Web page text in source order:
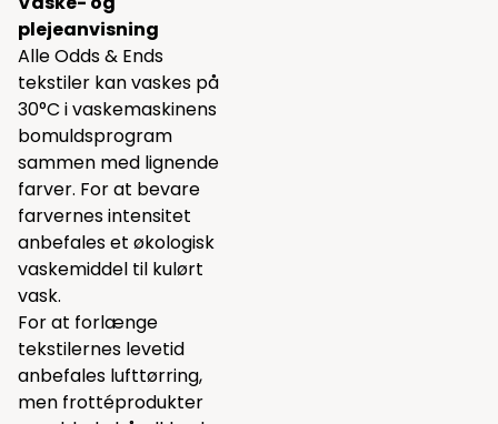
plejeanvisning
Alle Odds & Ends
tekstiler kan vaskes på
30°C i vaskemaskinens
bomuldsprogram
sammen med lignende
farver. For at bevare
farvernes intensitet
anbefales et økologisk
vaskemiddel til kulørt
vask.
For at forlænge
tekstilernes levetid
anbefales lufttørring,
men frottéprodukter